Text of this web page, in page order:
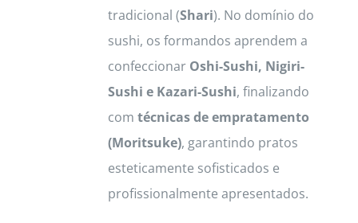
tradicional (Shari). No domínio do
sushi, os formandos aprendem a
confeccionar Oshi-Sushi, Nigiri-
Sushi e Kazari-Sushi, finalizando
com técnicas de empratamento
(Moritsuke), garantindo pratos
esteticamente sofisticados e
profissionalmente apresentados.